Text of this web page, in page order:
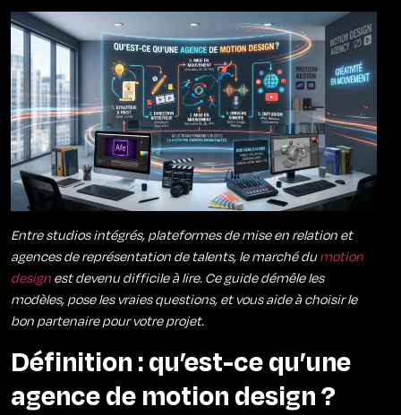
Entre studios intégrés, plateformes de mise en relation et
agences de représentation de talents, le marché dumotion
designest devenu difficile à lire. Ce guide démêle les
modèles, pose les vraies questions, et vous aide à choisir le
bon partenaire pour votre projet.
Définition : qu’est-ce qu’une
agence de motion design ?